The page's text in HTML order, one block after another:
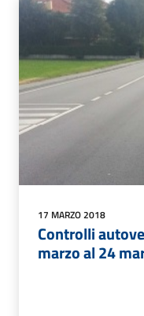
17 MARZO 2018
Controlli
marzo al 24